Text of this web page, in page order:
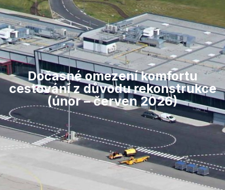
Dočasné omezení komfortu
cestování z důvodu rekonstrukce
(únor – červen 2026)